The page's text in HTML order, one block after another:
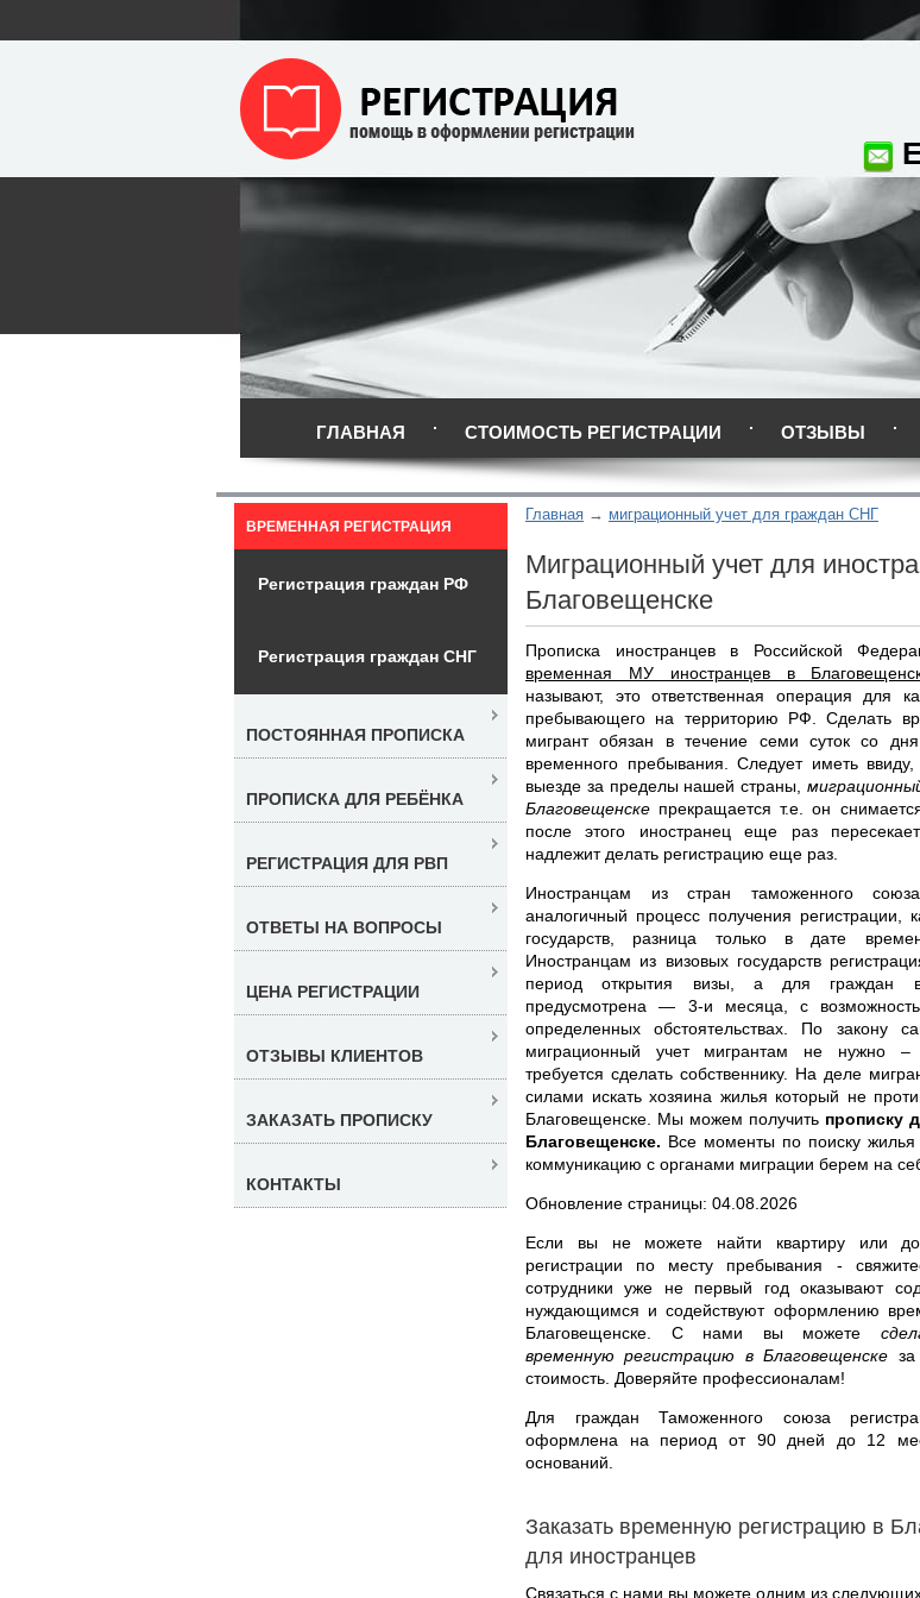
ГЛАВНАЯ СТОИМОСТЬ РЕГИСТРАЦИИ ОТЗЫВЫ
Главная миграционный учет для граждан СНГ
Миграционный учет для
Благовещенске
Прописка иностранцев в Российской
временная МУ иностранцев в
называют, это ответственная операция для
пребывающего на территорию РФ. Сделать
мигрант обязан в течение семи суток со
временного пребывания. Следует иметь
выезде за пределы нашей страны,
Благовещенске прекращается т.е. он
после этого иностранец еще раз
надлежит делать регистрацию еще раз.
Иностранцам из стран таможенного союза
аналогичный процесс получения регистрации,
государств, разница только в дате
Иностранцам из визовых государств
период открытия визы, а для граждан
предусмотрена — 3-и месяца, с
определенных обстоятельствах. По закону
миграционный учет мигрантам не нужно –
требуется сделать собственнику. На деле
силами искать хозяина жилья который не
Благовещенске. Мы можем получить прописку
Благовещенске. Все моменты по поиску жилья
коммуникацию с органами миграции берем на
Обновление страницы: 04.08.2026
Если вы не можете найти квартиру или
регистрации по месту пребывания -
сотрудники уже не первый год оказывают
нуждающимся и содействуют оформлению
Благовещенске. С нами вы можете
временную регистрацию в Благовещенске
стоимость. Доверяйте профессионалам!
Для граждан Таможенного союза
оформлена на период от 90 дней до 12
оснований.
Заказать временную регистрацию в
для иностранцев
Связаться с нами вы можете одним из
ВРЕМЕННАЯ РЕГИСТРАЦИЯ
Регистрация граждан РФ
Регистрация граждан СНГ
ПОСТОЯННАЯ ПРОПИСКА
ПРОПИСКА ДЛЯ РЕБЁНКА
РЕГИСТРАЦИЯ ДЛЯ РВП
ОТВЕТЫ НА ВОПРОСЫ
ЦЕНА РЕГИСТРАЦИИ
ОТЗЫВЫ КЛИЕНТОВ
ЗАКАЗАТЬ ПРОПИСКУ
КОНТАКТЫ